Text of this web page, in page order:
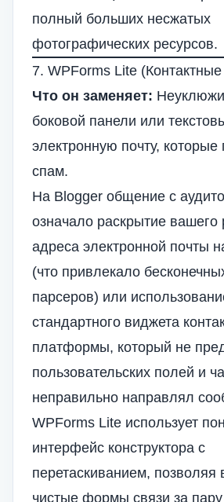
полный больших несжатых
фотографических ресурсов.
7. WPForms Lite
Что он заменяет:
боковой панели или
электронную почту,
спам.
На Blogger общение с
означало раскрытие вашего
адреса электронной почты
(что привлекало
парсеров) или
стандартного виджета
платформы, который не
пользовательских полей и
неправильно направлял
WPForms Lite использует
интерфейс конструктора с
перетаскиванием, позволяя
чистые формы связи за пару